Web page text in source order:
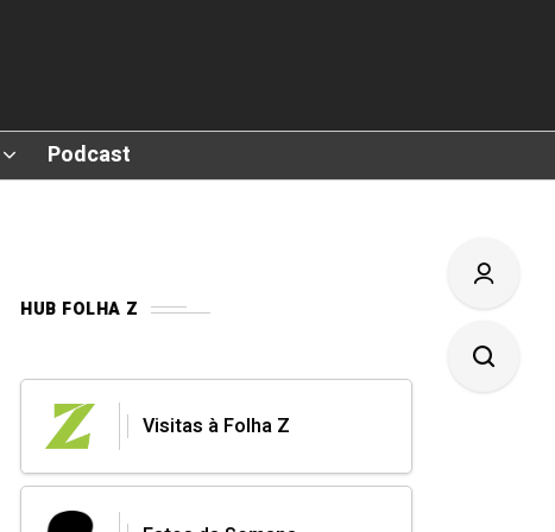
Podcast
HUB FOLHA Z
Visitas à Folha Z